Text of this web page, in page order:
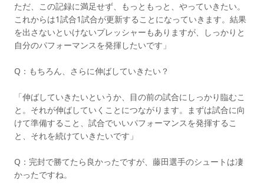
ただ、この記録に満足せず、もっともっと、やっていきたい。
これからは1試合1試合が更新することになっていきます。結果
を出さないといけないプレッシャーもありますが、しっかりと
自分のパフォーマンスを発揮したいです」
Q：もちろん、さらに伸ばしていきたい？
「伸ばしていきたいというか、目の前の試合にしっかり臨むこ
と。それが伸ばしていくことにつながります。まずは試合に向
けて準備すること、試合でいいパフォーマンスを発揮するこ
と、それを続けていきたいです」
Q：完封で勝てたら良かったですが、藤田選手のシュートは凄
かったですね。